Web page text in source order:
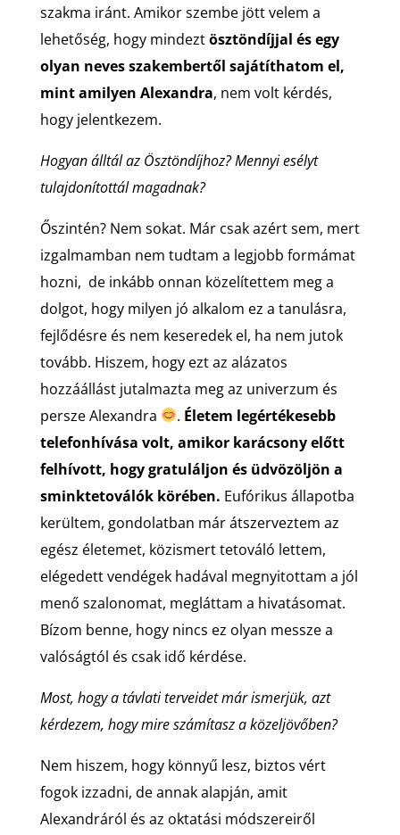
szakma iránt. Amikor szembe jött velem a
lehetőség, hogy mindeztösztöndíjjal és egy
olyan neves szakembertől sajátíthatom el,
mint amilyen Alexandra, nem volt kérdés,
hogy jelentkezem.
Hogyan álltál az Ösztöndíjhoz? Mennyi esélyt
tulajdonítottál magadnak?
Őszintén? Nem sokat. Már csak azért sem, mert
izgalmamban nem tudtam a legjobb formámat
hozni, de inkább onnan közelítettem meg a
dolgot, hogy milyen jó alkalom ez a tanulásra,
fejlődésre és nem keseredek el, ha nem jutok
tovább. Hiszem, hogy ezt az alázatos
hozzáállást jutalmazta meg az univerzum és
persze Alexandra
. Életem legértékesebb
telefonhívása volt, amikor karácsony előtt
felhívott, hogy gratuláljon és üdvözöljön a
sminktetoválók körében. Eufórikus állapotba
kerültem, gondolatban már átszerveztem az
egész életemet, közismert tetováló lettem,
elégedett vendégek hadával megnyitottam a jól
menő szalonomat, megláttam a hivatásomat.
Bízom benne, hogy nincs ez olyan messze a
valóságtól és csak idő kérdése.
Most, hogy a távlati terveidet már ismerjük, azt
kérdezem, hogy mire számítasz a közeljövőben?
Nem hiszem, hogy könnyű lesz, biztos vért
fogok izzadni, de annak alapján, amit
Alexandráról és az oktatási módszereiről